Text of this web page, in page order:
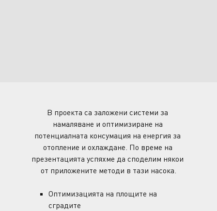
В проекта са заложени системи за
намаляване и оптимизиране на
потенциалната консумация на енергия за
отопление и охлаждане. По време на
презентацията успяхме да споделим някои
от приложените методи в тази насока.
Оптимизацията на площите на
сградите